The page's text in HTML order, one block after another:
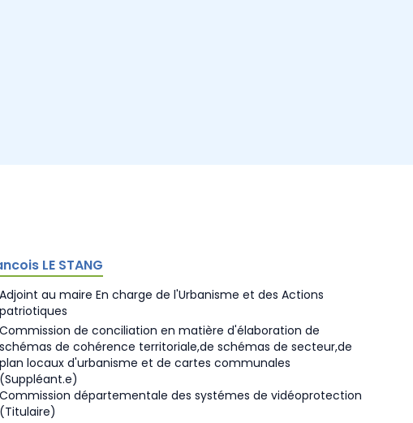
LE STANG
Adjoint au maire En charge de l'Urbanisme et des Actions
patriotiques
Commission de conciliation en matière d'élaboration de
schémas de cohérence territoriale,de schémas de secteur,de
plan locaux d'urbanisme et de cartes communales
(Suppléant.e)
Commission départementale des systémes de vidéoprotection
(Titulaire)